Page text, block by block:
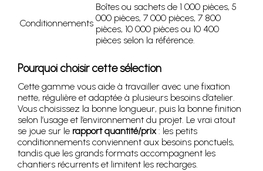
Conditionnements
Boîtes ou sachets de 1 000 pièces, 5
000 pièces, 7 000 pièces, 7 800
pièces, 10 000 pièces ou 10 400
pièces selon la référence.
Pourquoi choisir cette sélection
Cette gamme vous aide à travailler avec une fixation
nette, régulière et adaptée à plusieurs besoins d’atelier.
Vous choisissez la bonne longueur, puis la bonne finition
selon l’usage et l’environnement du projet. Le vrai atout
se joue sur le rapport quantité/prix: les petits
conditionnements conviennent aux besoins ponctuels,
tandis que les grands formats accompagnent les
chantiers récurrents et limitent les recharges.